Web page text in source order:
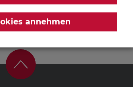
LinkedIn
annehmen